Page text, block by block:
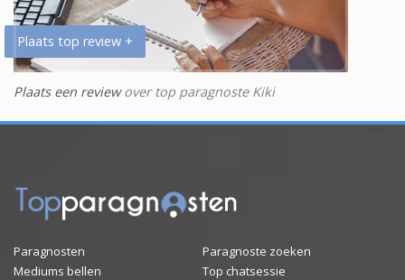
Plaats top review +
Plaats een reviewover top paragnoste Kiki
Paragnosten
Paragnoste zoeken
Mediums bellen
Top chatsessie